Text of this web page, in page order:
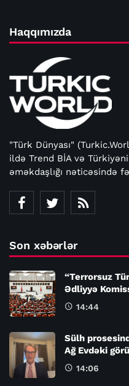
Haqqımızda
"Türk Dünyası"
ildə Trend BİA və
əməkdaşlığı nəticəsində
Son xəbərlər
“Terrorsuz
Ədliyyə
14:44
Sülh
Ağ Evdəki
14:06